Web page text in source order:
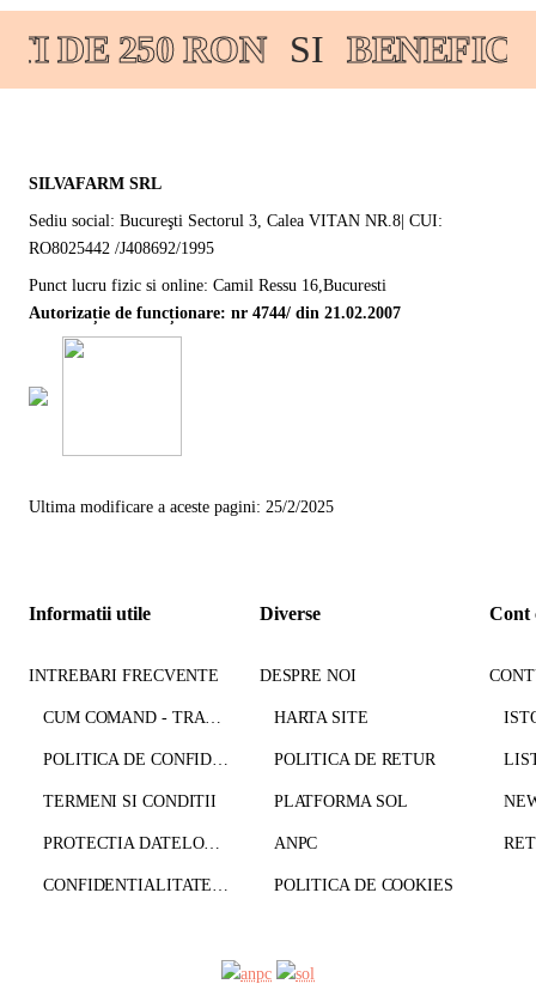
DE 250 RON SI
SILVAFARM SRL
Sediu social: Bucureşti Sectorul 3, Calea VITAN NR.8| CUI:
RO8025442 /J408692/1995
Punct lucru fizic si online: Camil Ressu 16,Bucuresti
Autorizație de funcționare: nr 4744/ din 21.02.2007
Ultima modificare a aceste pagini: 25/2/2025
Informatii utile
INTREBARI FRECVENTE
TERMENI SI CONDITII
PROTECTIA DATELOR CU CARACTER PERSONAL
Diverse
DESPRE NOI
HARTA SITE
POLITICA DE RETUR
PLATFORMA SOL
ANPC
POLITICA DE COOKIES
Cont